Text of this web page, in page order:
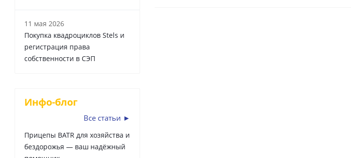
11 мая 2026
Покупка квадроциклов Stels и
регистрация права
собственности в СЭП
Инфо-блог
Все статьи ►
Прицепы BATR для хозяйства и
бездорожья — ваш надёжный